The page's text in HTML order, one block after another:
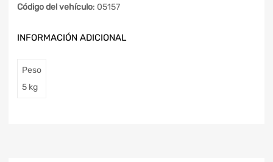
Código del vehículo: 05157
INFORMACIÓN ADICIONAL
Peso
5 kg